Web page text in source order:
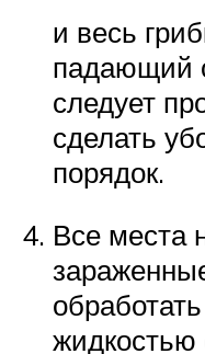
и весь
падающий
следует
сделать
порядок.
Все места
жидкостью